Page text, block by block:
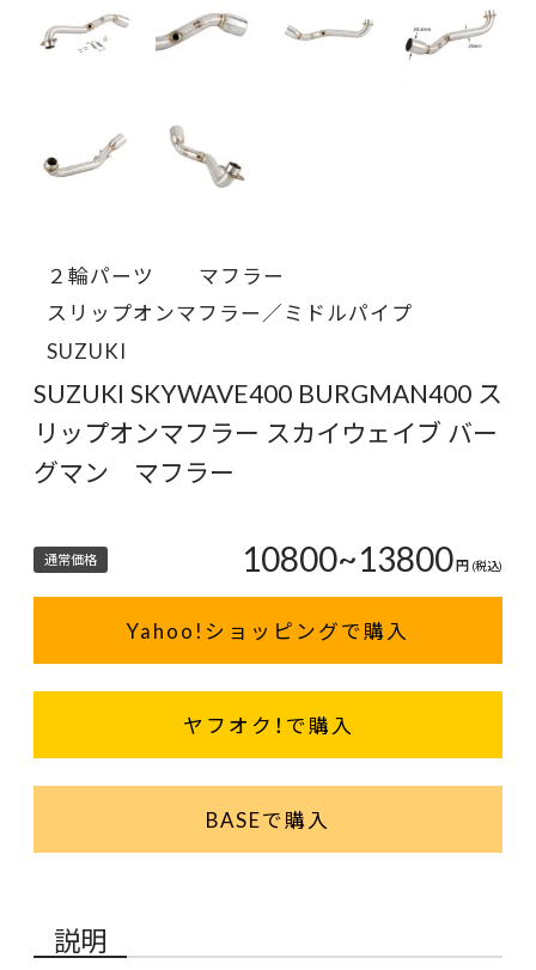
２輪パーツ
マフラー
スリップオンマフラー／ミドルパイプ
SUZUKI
SUZUKI SKYWAVE400 BURGMAN400 ス
リップオンマフラー スカイウェイブ バー
グマン マフラー
通常価格 10800~13800円 (税込)
Yahoo!ショッピングで購入
ヤフオク！で購入
BASEで購入
説明